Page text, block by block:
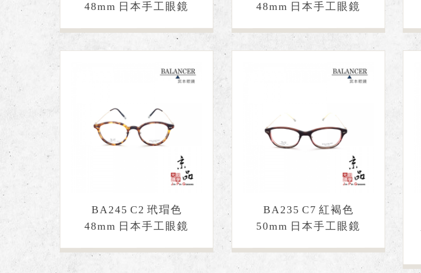
48mm 日本手工眼鏡
48mm 日本手工眼鏡
BA245 C2 玳瑁色
48mm 日本手工眼鏡
BA235 C7 紅褐色
50mm 日本手工眼鏡